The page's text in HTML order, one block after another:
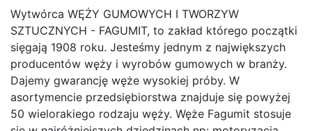
Wytwórca WĘŻY GUMOWYCH I TWORZYW
SZTUCZNYCH - FAGUMIT, to zakład którego początki
sięgają 1908 roku. Jesteśmy jednym z największych
producentów węży i wyrobów gumowych w branży.
Dajemy gwarancję węże wysokiej próby. W
asortymencie przedsiębiorstwa znajduje się powyżej
50 wielorakiego rodzaju węży. Węże Fagumit stosuje